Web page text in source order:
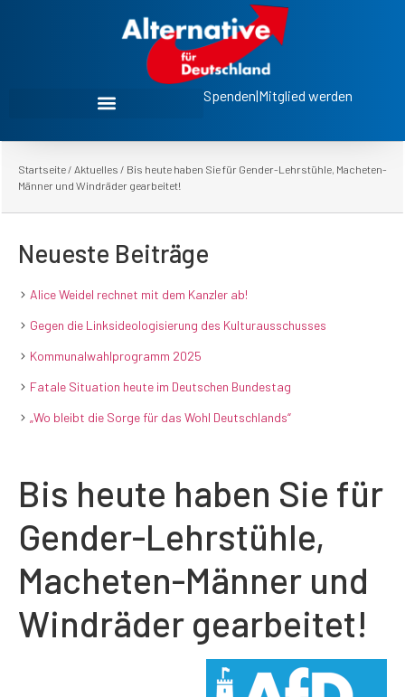
Spenden|Mitglied werden
Startseite / Aktuelles / Bis heute haben Sie für Gender-Lehrstühle, Macheten-
Männer und Windräder gearbeitet!
Neueste Beiträge
Alice Weidel rechnet mit dem Kanzler ab!
Gegen die Linksideologisierung des Kulturausschusses
Kommunalwahlprogramm 2025
Fatale Situation heute im Deutschen Bundestag
„Wo bleibt die Sorge für das Wohl Deutschlands“
Bis heute haben Sie für
Gender-Lehrstühle,
Macheten-Männer und
Windräder gearbeitet!